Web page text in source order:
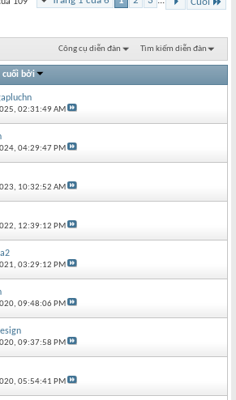
Công cụ diễn đàn Tìm kiếm diễn đàn
cuối bởi
02:31:49 AM
04:29:47 PM
10:32:52 AM
12:39:12 PM
03:29:12 PM
09:48:06 PM
09:37:58 PM
05:54:41 PM